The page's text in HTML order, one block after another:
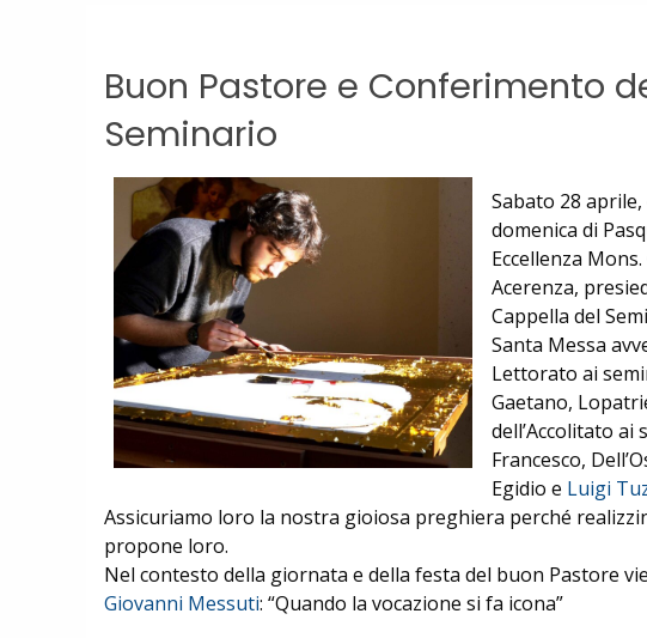
Buon Pastore e Conferimento
Seminario
Sabato 28
domenica di
Eccellenza
Acerenza,
Cappella del
Santa Messa
Lettorato ai
Gaetano,
dell’Accolitato
Francesco,
Egidio e Luigi
Assicuriamo loro la nostra gioiosa preghiera perché
propone loro.
Nel contesto della giornata e della festa del buon Pastore
Giovanni Messuti: “Quando la vocazione si fa icona”